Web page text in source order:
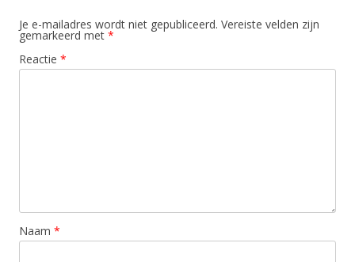
Je e-mailadres wordt niet gepubliceerd. Vereiste velden zijn
gemarkeerd met *
Reactie *
Naam *